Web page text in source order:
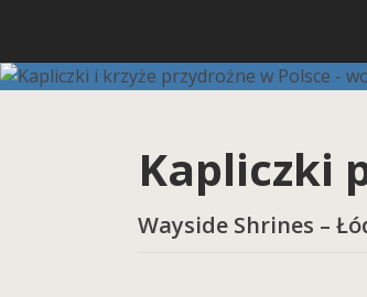
Kapliczki
Wayside Shrines –